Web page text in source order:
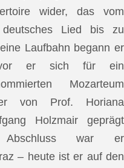
wider, das vom
Lied bis zu
Laufbahn begann er
er sich für ein
Mozarteum
von Prof. Horiana
Holzmair geprägt
war er
– heute ist er auf den